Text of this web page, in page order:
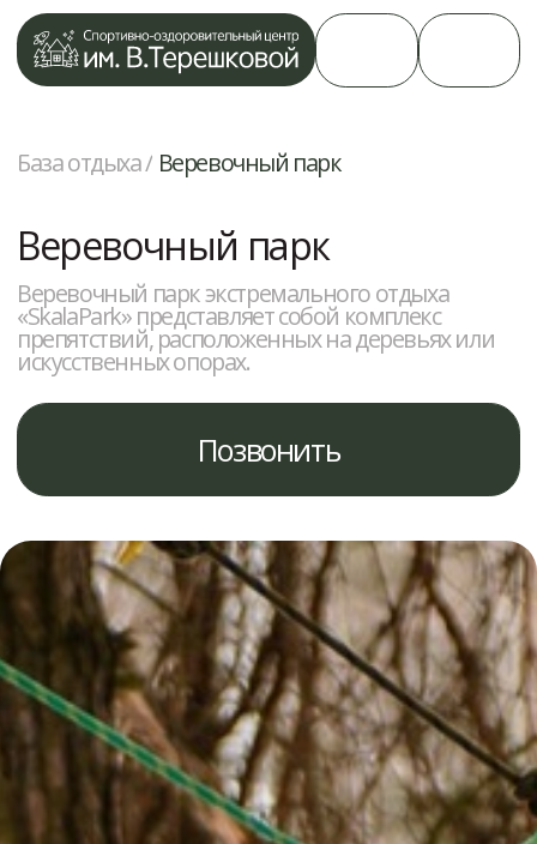
Веревочный парк
«SkalaPark» представляет собой комплекс
препятствий, расположенных на деревьях или
искусственных опорах.
Позвонить